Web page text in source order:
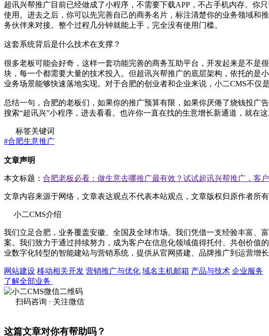
超讯兴帮推广目前已经做成了小程序，不需要下载APP，不占手机内存。你
使用。进去之后，你可以先完善自己的商务名片，标注清楚你的业务领域和
务伙伴来对接。整个过程几分钟就能上手，完全没有使用门槛。
这套系统背后是什么技术在支撑？
很多老板可能会好奇，这样一套功能完善的商务互助平台，开发起来是不是
块，每一个都需要大量的技术投入。但超讯兴帮推广的底层架构，依托的是
业务场景能够快速落地实现。对于合肥的创业者和企业来说，小二CMS不仅
总结一句，合肥的老板们，如果你的推广预算有限，如果你厌倦了烧钱投
搜索“超讯兴”小程序，进去看看。也许你一直在找的生意增长新通道，就在这
标签关键词
#合肥生意推广
文章声明
本文标题： 合肥老板必看：做生意去哪推广最有效？试试超讯兴帮推广，客
文章内容来源于网络，文章表达观点不代表本站观点，文章版权归原作者所
小二CMS介绍
我们立足合肥，业务覆盖安徽、全国及全球市场。我们凭借一支经验丰富、
案。我们致力于通过持续努力，成为客户在信息化领域值得托付、共创价值
业数字化转型的智能建站与营销系统，提供从官网搭建、品牌推广到运营增
网站建设 移动相关开发 营销推广与优化 域名主机邮箱 产品与技术 企业服务
了解全部业务
扫码咨询 · 关注微信
这篇文章对你有帮助吗？